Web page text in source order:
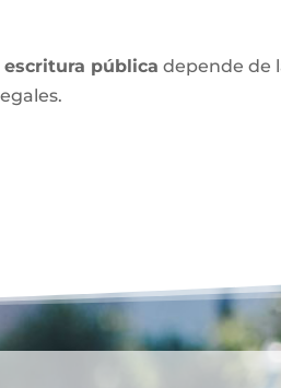
escritura pública depende de